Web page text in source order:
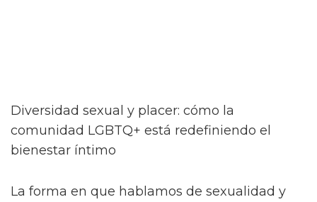
Diversidad sexual y placer: cómo la
comunidad LGBTQ+ está redefiniendo el
bienestar íntimo
La forma en que hablamos de sexualidad y